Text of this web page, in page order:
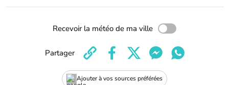
Recevoir la météo de ma ville
Ajouter à vos sources préférées
Partager